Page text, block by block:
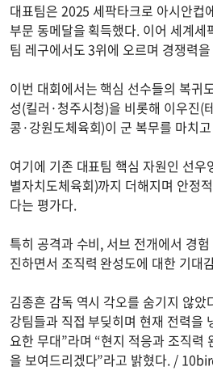
대표팀은 2025 세팍타크로 아시안컵
부문 동메달을 획득했다. 이어 세계
팀 레구에서도 3위에 오르며 경쟁력
이번 대회에서는 핵심 선수들의 복귀
성(킬러·청주시청)을 비롯해 이우진(
콩·강원도체육회)이 군 복무를 마치
여기에 기존 대표팀 핵심 자원인 선
별자치도체육회)까지 더해지며 안정
다는 평가다.
특히 공격과 수비, 서브 전개에서 경
진하면서 조직력 완성도에 대한 기대
김종흔 감독 역시 각오를 숨기지 않았
강팀들과 직접 부딪히며 현재 전력을
요한 무대”라며 “현지 적응과 조직력
을 보여드리겠다”라고 밝혔다. /